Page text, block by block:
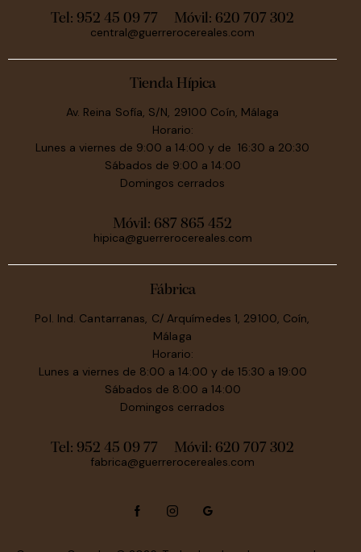
Tel: 952 45 09 77 Móvil: 620 707 302
central@guerrerocereales.com
Tienda Hípica
Av. Reina Sofía, S/N, 29100 Coín, Málaga
Horario:
Lunes a viernes de 9:00 a 14:00 y de 16:30 a 20:30
Sábados de 9:00 a 14:00
Domingos cerrados
Móvil: 687 865 452
hipica@guerrerocereales.com
Fábrica
Pol. Ind. Cantarranas, C/ Arquímedes 1, 29100, Coín,
Málaga
Horario:
Lunes a viernes de 8:00 a 14:00 y de 15:30 a 19:00
Sábados de 8:00 a 14:00
Domingos cerrados
Tel: 952 45 09 77 Móvil: 620 707 302
fabrica@guerrerocereales.com